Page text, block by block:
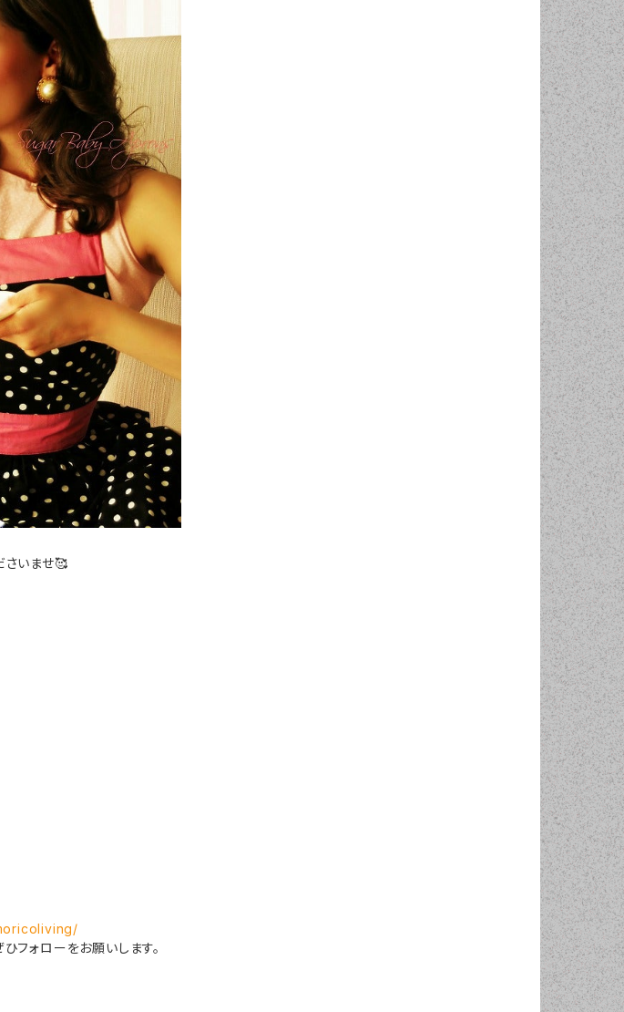
さいませ🥰
フォローをお願いします。